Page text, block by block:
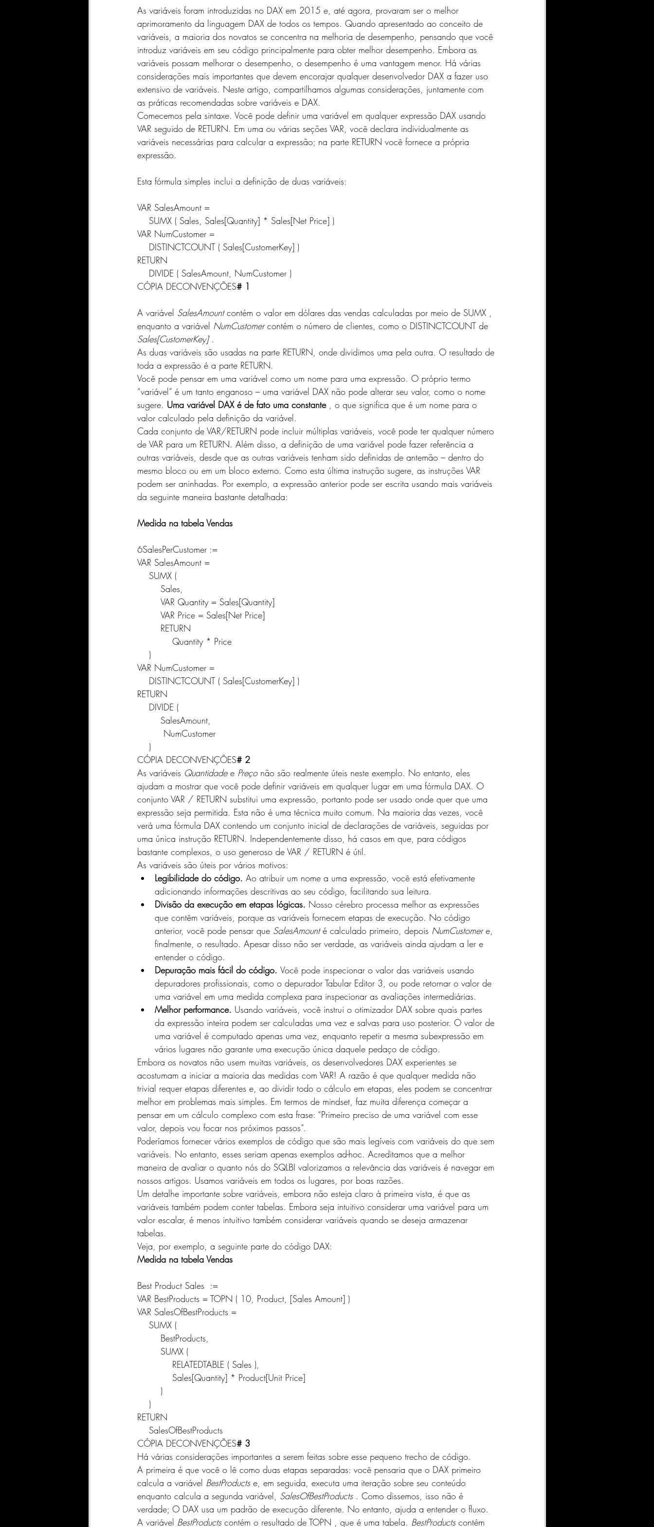
SharePoint INDICADORES e MÉTRICAS JAVASCRIPT
Qlik Sense AWS MicroPython e Raspberry Data Science
DATASCIENCE FABRIC
As variáveis ​​foram introduzidas no DAX em 2015 e, até agora, provaram ser o melhor
aprimoramento da linguagem DAX de todos os tempos. Quando apresentado ao conceito de
variáveis, a maioria dos novatos se concentra na melhoria de desempenho, pensando que você
introduz variáveis ​​em seu código principalmente para obter melhor desempenho. Embora as
variáveis ​​possam melhorar o desempenho, o desempenho é uma vantagem menor. Há várias
considerações mais importantes que devem encorajar qualquer desenvolvedor DAX a fazer uso
extensivo de variáveis. Neste artigo, compartilhamos algumas considerações, juntamente com
as práticas recomendadas sobre variáveis ​​e DAX.
Comecemos pela sintaxe. Você pode definir uma variável em qualquer expressão DAX usando
VAR seguido de RETURN. Em uma ou várias seções VAR, você declara individualmente as
variáveis ​​necessárias para calcular a expressão; na parte RETURN você fornece a própria
expressão.
Esta fórmula simples inclui a definição de duas variáveis:
VAR SalesAmount =
    SUMX ( Sales, Sales[Quantity] * Sales[Net Price] )
VAR NumCustomer =
    DISTINCTCOUNT ( Sales[CustomerKey] )
RETURN
    DIVIDE ( SalesAmount, NumCustomer )
CÓPIA DECONVENÇÕES# 1
A variável SalesAmount contém o valor em dólares das vendas calculadas por meio de SUMX ,
enquanto a variável NumCustomer contém o número de clientes, como o DISTINCTCOUNT de
Sales[CustomerKey] .
As duas variáveis ​​são usadas na parte RETURN, onde dividimos uma pela outra. O resultado de
toda a expressão é a parte RETURN.
Você pode pensar em uma variável como um nome para uma expressão. O próprio termo
“variável” é um tanto enganoso – uma variável DAX não pode alterar seu valor, como o nome
sugere. Uma variável DAX é de fato uma constante , o que significa que é um nome para o
valor calculado pela definição da variável.
Cada conjunto de VAR/RETURN pode incluir múltiplas variáveis, você pode ter qualquer número
de VAR para um RETURN. Além disso, a definição de uma variável pode fazer referência a
outras variáveis, desde que as outras variáveis ​​tenham sido definidas de antemão – dentro do
mesmo bloco ou em um bloco externo. Como esta última instrução sugere, as instruções VAR
podem ser aninhadas. Por exemplo, a expressão anterior pode ser escrita usando mais variáveis ​​
da seguinte maneira bastante detalhada:
Medida na tabela Vendas
6SalesPerCustomer :=
VAR SalesAmount =
    SUMX (
        Sales,
        VAR Quantity = Sales[Quantity]
        VAR Price = Sales[Net Price]
        RETURN
            Quantity * Price
    )
VAR NumCustomer =
    DISTINCTCOUNT ( Sales[CustomerKey] )
RETURN
    DIVIDE (
        SalesAmount,
         NumCustomer
    )
CÓPIA DECONVENÇÕES# 2
As variáveis ​​Quantidade e Preço não são realmente úteis neste exemplo. No entanto, eles
ajudam a mostrar que você pode definir variáveis ​​em qualquer lugar em uma fórmula DAX. O
conjunto VAR / RETURN substitui uma expressão, portanto pode ser usado onde quer que uma
expressão seja permitida. Esta não é uma técnica muito comum. Na maioria das vezes, você
verá uma fórmula DAX contendo um conjunto inicial de declarações de variáveis, seguidas por
uma única instrução RETURN. Independentemente disso, há casos em que, para códigos
bastante complexos, o uso generoso de VAR / RETURN é útil.
As variáveis ​​são úteis por vários motivos:
Legibilidade do código. Ao atribuir um nome a uma expressão, você está efetivamente
adicionando informações descritivas ao seu código, facilitando sua leitura.
Divisão da execução em etapas lógicas. Nosso cérebro processa melhor as expressões
que contêm variáveis, porque as variáveis ​​fornecem etapas de execução. No código
anterior, você pode pensar que SalesAmount é calculado primeiro, depois NumCustomer e,
finalmente, o resultado. Apesar disso não ser verdade, as variáveis ​​ainda ajudam a ler e
entender o código.
Depuração mais fácil do código. Você pode inspecionar o valor das variáveis ​​usando
depuradores profissionais, como o depurador Tabular Editor 3, ou pode retornar o valor de
uma variável em uma medida complexa para inspecionar as avaliações intermediárias.
Melhor performance. Usando variáveis, você instrui o otimizador DAX sobre quais partes
da expressão inteira podem ser calculadas uma vez e salvas para uso posterior. O valor de
uma variável é computado apenas uma vez, enquanto repetir a mesma subexpressão em
vários lugares não garante uma execução única daquele pedaço de código.
Embora os novatos não usem muitas variáveis, os desenvolvedores DAX experientes se
acostumam a iniciar a maioria das medidas com VAR! A razão é que qualquer medida não
trivial requer etapas diferentes e, ao dividir todo o cálculo em etapas, eles podem se concentrar
melhor em problemas mais simples. Em termos de mindset, faz muita diferença começar a
pensar em um cálculo complexo com esta frase: “Primeiro preciso de uma variável com esse
valor, depois vou focar nos próximos passos”.
Poderíamos fornecer vários exemplos de código que são mais legíveis com variáveis ​​do que sem
variáveis. No entanto, esses seriam apenas exemplos ad-hoc. Acreditamos que a melhor
maneira de avaliar o quanto nós do SQLBI valorizamos a relevância das variáveis ​​é navegar em
nossos artigos. Usamos variáveis ​​em todos os lugares, por boas razões.
Um detalhe importante sobre variáveis, embora não esteja claro à primeira vista, é que as
variáveis ​​também podem conter tabelas. Embora seja intuitivo considerar uma variável para um
valor escalar, é menos intuitivo também considerar variáveis ​​quando se deseja armazenar
tabelas.
Veja, por exemplo, a seguinte parte do código DAX:
Medida na tabela Vendas
Best Product Sales  :=
VAR BestProducts = TOPN ( 10, Product, [Sales Amount] )
VAR SalesOfBestProducts =
    SUMX (
        BestProducts,
        SUMX (
            RELATEDTABLE ( Sales ),
            Sales[Quantity] * Product[Unit Price]
        )
    )
RETURN
    SalesOfBestProducts
CÓPIA DECONVENÇÕES# 3
Há várias considerações importantes a serem feitas sobre esse pequeno trecho de código.
A primeira é que você o lê como duas etapas separadas: você pensaria que o DAX primeiro
calcula a variável BestProducts e, em seguida, executa uma iteração sobre seu conteúdo
enquanto calcula a segunda variável, SalesOfBestProducts . Como dissemos, isso não é
verdade; O DAX usa um padrão de execução diferente. No entanto, ajuda a entender o fluxo.
A variável BestProducts contém o resultado de TOPN , que é uma tabela. BestProducts contém